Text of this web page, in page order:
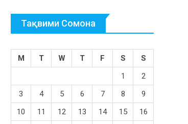
Тақвими Сомона
M T W T F S
S
1
2
3
4 5 6 7 8
9
10
11 12 13 14 15
16